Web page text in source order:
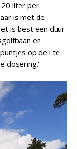
20 liter per
is met de
is best een duur
en
op de i te
dosering.'